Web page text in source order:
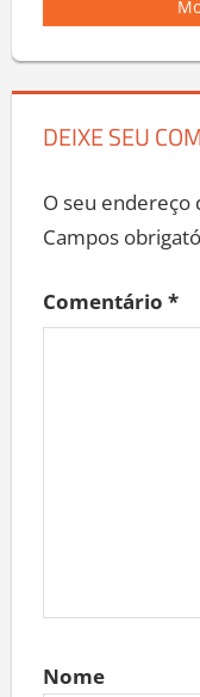
DEIXE SEU
O seu endereço
Campos
Comentário *
Nome